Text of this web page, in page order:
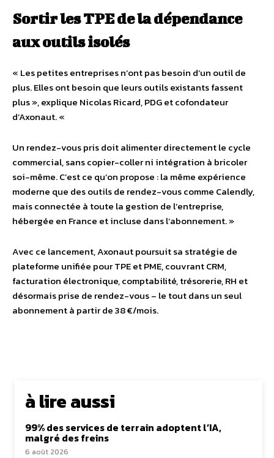
Sortir les TPE de la dépendance
aux outils isolés
« Les petites entreprises n’ont pas besoin d’un outil de
plus. Elles ont besoin que leurs outils existants fassent
plus », explique Nicolas Ricard, PDG et cofondateur
d’Axonaut. «
Un rendez-vous pris doit alimenter directement le cycle
commercial, sans copier-coller ni intégration à bricoler
soi-même. C’est ce qu’on propose : la même expérience
moderne que des outils de rendez-vous comme Calendly,
mais connectée à toute la gestion de l’entreprise,
hébergée en France et incluse dans l’abonnement. »
Avec ce lancement, Axonaut poursuit sa stratégie de
plateforme unifiée pour TPE et PME, couvrant CRM,
facturation électronique, comptabilité, trésorerie, RH et
désormais prise de rendez-vous – le tout dans un seul
abonnement à partir de 38 €/mois.
à lire aussi
99% des services de terrain adoptent l’IA,
malgré des freins
6 août 2026